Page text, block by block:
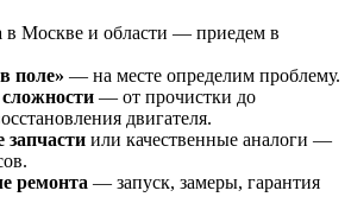
в Москве и области — приедем в
поле» — на месте определим проблему.
— от прочистки до
двигателя.
или качественные аналоги —
ремонта — запуск, замеры, гарантия